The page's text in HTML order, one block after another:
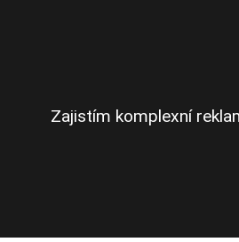
Zajistím komplexní